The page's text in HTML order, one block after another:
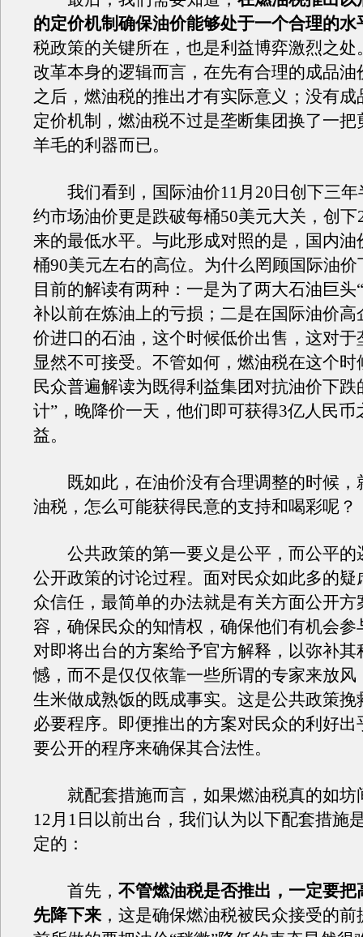
的定价机制确保油价能够处于一个合理的水
税政策的关键所在，也是利益博弈激烈之处
改革本身的逻辑而言，在先有合理的成品油
之后，燃油税的推出才有实际意义；没有成
定价机制，燃油税不过是垄断集团换了一把
羊毛的利器而已。
我们看到，国际油价11月20日创下三年
约市场油价更是跌破每桶50美元大关，创下
来的最低水平。与此形成对照的是，国内油
桶90美元左右的高位。为什么罔顾国际油
目前的解读有两种：一是为了两大石油巨头
补以前在炼油上的亏损；二是在国际油价高
价进口的石油，这个时候低价出售，这对于
显然不可接受。不管如何，燃油税在这个时
民众普遍解读为既得利益集团对抗油价下跌
计”，晚降价一天，他们即可获得3亿人民币
益。
既如此，在油价没有合理调整的时候，
油税，怎么可能获得民意的支持和喝彩呢？
公共政策的第一要义是公平，而公平的
公开政策的讨论过程。面对民众如此多的疑
众信任，最简单的办法就是有关方面公开方
容，确保民众的知情权，确保他们有机会参
对即将出台的方案给予官方解释，以弥补其
憾，而不是仅仅依靠一些所谓的专家来放风
生米做成熟饭的既成事实。这是公共政策挽
必要程序。即便推出的方案对民众的利好出
要公开的程序来确保其合法性。
就配套措施而言，如果燃油税真的如坊
12月1日以前出台，我们认为以下配套措施
定的：
首先， 不管燃油税是否推出，一定要把
先降下来 ，这是确保燃油税被民众接受的